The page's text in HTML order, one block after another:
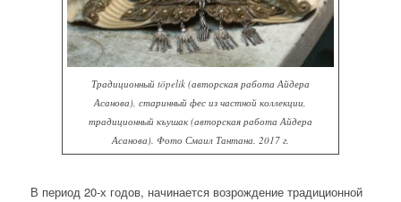
Традиционный töpelik (авторская работа Айдера
Асанова), старинный фес из частной коллекции,
традиционный къушак (авторская работа Айдера
Асанова). Фото Смаил Тантана. 2017 г.
В период 20-х годов, начинается возрождение традиционной